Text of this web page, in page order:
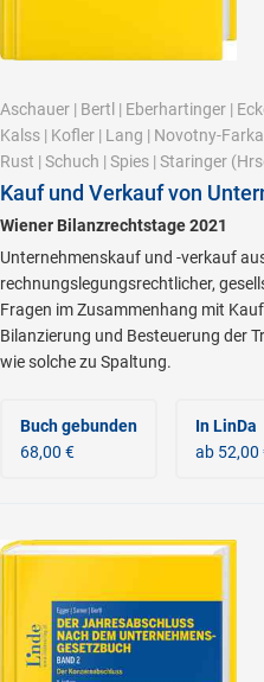
Aschauer | Bertl | Eberhartinger |
Kalss | Kofler | Lang | Novotny-
Rust | Schuch | Spies | Staringer
Kauf und Verkauf von
Wiener Bilanzrechtstage 2021
Unternehmenskauf und -verkauf
rechnungslegungsrechtlicher,
Fragen im Zusammenhang mit
Bilanzierung und Besteuerung der
wie solche zu Spaltung.
Buch gebunden
68,00 €
In LinDa
ab 52,00